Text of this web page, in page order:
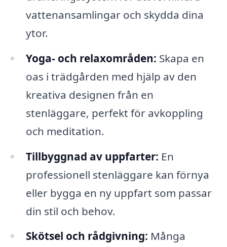
vattenansamlingar och skydda dina
ytor.
Yoga- och relaxområden: Skapa en
oas i trädgården med hjälp av den
kreativa designen från en
stenläggare, perfekt för avkoppling
och meditation.
Tillbyggnad av uppfarter: En
professionell stenläggare kan förnya
eller bygga en ny uppfart som passar
din stil och behov.
Skötsel och rådgivning: Många